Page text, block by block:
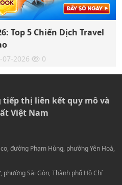
Top 5 Chiến Dịch Travel
07-2026 0
tiếp thị liên kết quy mô và
Việt Nam
đường Phạm Hùng, phường Yên Hoà,
Sài Gòn, Thành phố Hồ Chí